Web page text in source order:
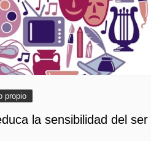
propio
la sensibilidad del ser